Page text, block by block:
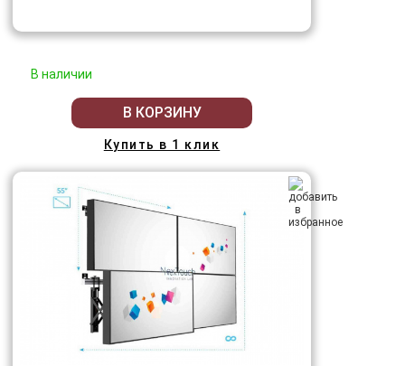
В наличии
В КОРЗИНУ
Купить в 1 клик